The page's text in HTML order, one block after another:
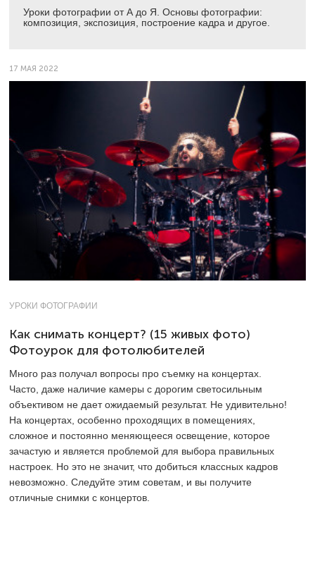
Уроки фотографии от А до Я. Основы фотографии:
композиция, экспозиция, построение кадра и другое.
17 МАЯ 2022
УРОКИ ФОТОГРАФИИ
Как снимать концерт? (15 живых фото)
Фотоурок для фотолюбителей
Много раз получал вопросы про съемку на концертах.
Часто, даже наличие камеры с дорогим светосильным
объективом не дает ожидаемый результат. Не удивительно!
На концертах, особенно проходящих в помещениях,
сложное и постоянно меняющееся освещение, которое
зачастую и является проблемой для выбора правильных
настроек. Но это не значит, что добиться классных кадров
невозможно. Следуйте этим советам, и вы получите
отличные снимки с концертов.